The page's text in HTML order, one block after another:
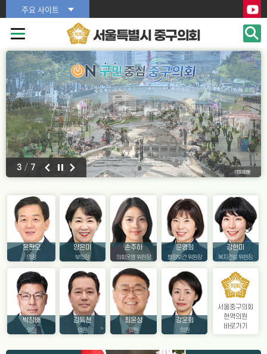
본문바로가기
주요 사이트
서울특별시 중구의회
4 / 7
윤판오
의장
양은미
부의장
손주하
의회운영 위원장
문영희
행정보건 위원장
강현미
복지건설 위원장
박창배
의원
김득천
의원
최윤성
의원
강운희
의원
서울중구의회
현역의원
바로가기